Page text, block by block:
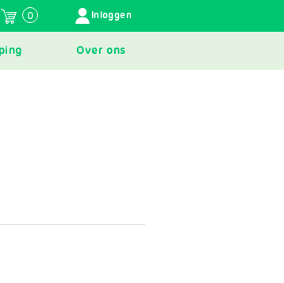
0 GEBRUIKERSMENU
Inloggen
Over ons